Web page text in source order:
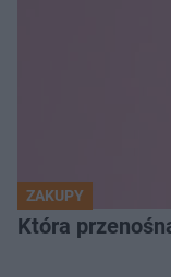
ZAKUPY
Która